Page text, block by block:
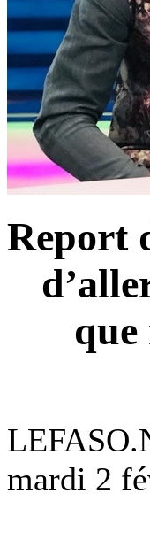
Report
que
mardi 2